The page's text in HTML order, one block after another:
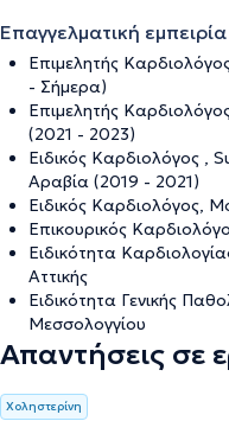
Επαγγελματική εμπειρία
Επιμελητής
- Σήμερα)
Eπιμελητής
(2021 - 2023)
Ειδικός Καρδιολόγος ,
Αραβία (2019 - 2021)
Ειδικός Καρδιολόγος,
Επικουρικός
Ειδικότητα
Αττικής
Ειδικότητα Γενικής
Μεσσολογγίου
Απαντήσεις σε
Χοληστερίνη